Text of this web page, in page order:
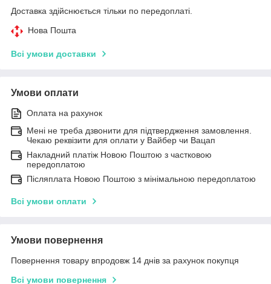
Доставка здійснюється тільки по передоплаті.
Нова Пошта
Всі умови доставки
Умови оплати
Оплата на рахунок
Мені не треба дзвонити для підтвердження замовлення.
Чекаю реквізити для оплати у Вайбер чи Вацап
Накладний платіж Новою Поштою з частковою
передоплатою
Післяплата Новою Поштою з мінімальною передоплатою
Всі умови оплати
Умови повернення
Повернення товару впродовж 14 днів за рахунок покупця
Всі умови повернення